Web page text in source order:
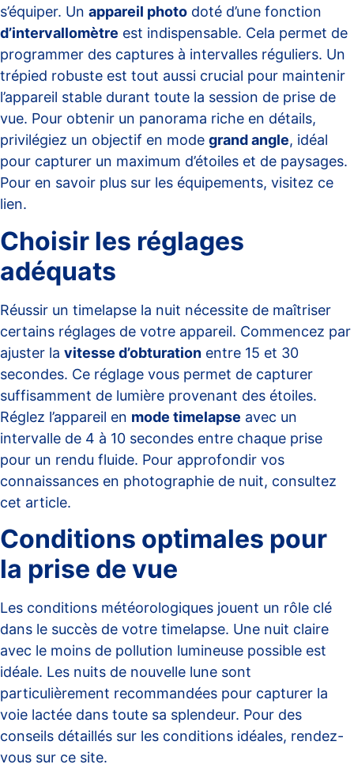
s’équiper. Un appareil photo doté d’une fonction
d’intervallomètre est indispensable. Cela permet de
programmer des captures à intervalles réguliers. Un
trépied robuste est tout aussi crucial pour maintenir
l’appareil stable durant toute la session de prise de
vue. Pour obtenir un panorama riche en détails,
privilégiez un objectif en mode grand angle, idéal
pour capturer un maximum d’étoiles et de paysages.
Pour en savoir plus sur les équipements, visitez ce
lien.
Choisir les réglages
adéquats
Réussir un timelapse la nuit nécessite de maîtriser
certains réglages de votre appareil. Commencez par
ajuster la vitesse d’obturation entre 15 et 30
secondes. Ce réglage vous permet de capturer
suffisamment de lumière provenant des étoiles.
Réglez l’appareil en mode timelapse avec un
intervalle de 4 à 10 secondes entre chaque prise
pour un rendu fluide. Pour approfondir vos
connaissances en photographie de nuit, consultez
cet article.
Conditions optimales pour
la prise de vue
Les conditions météorologiques jouent un rôle clé
dans le succès de votre timelapse. Une nuit claire
avec le moins de pollution lumineuse possible est
idéale. Les nuits de nouvelle lune sont
particulièrement recommandées pour capturer la
voie lactée dans toute sa splendeur. Pour des
conseils détaillés sur les conditions idéales, rendez-
vous sur ce site.